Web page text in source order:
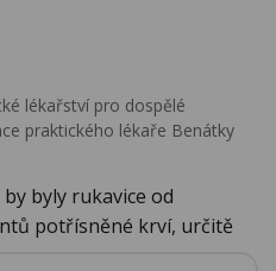
lékařství pro dospělé
praktického lékaře Benátky
byly rukavice od
potřísněné krví, určitě